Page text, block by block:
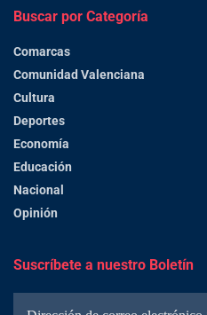
Buscar por Categoría
Comarcas
Comunidad Valenciana
Cultura
Deportes
Economía
Educación
Nacional
Opinión
Suscríbete a nuestro Boletín